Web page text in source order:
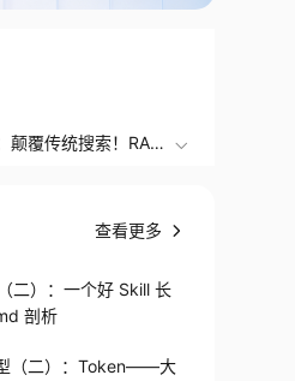
颠覆传统搜索！RAG
查看更多
二）：一个好 Skill 长
剖析
（二）：Token——大